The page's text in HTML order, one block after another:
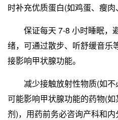
时补充优质蛋白(如鸡蛋、瘦肉
保证每天 7-8 小时睡眠，
绪，可通过散步、听舒缓音乐
接影响甲状腺功能。
减少接触放射性物质(如不
可能影响甲状腺功能的药物(
剂)，用药前务必咨询产科和内